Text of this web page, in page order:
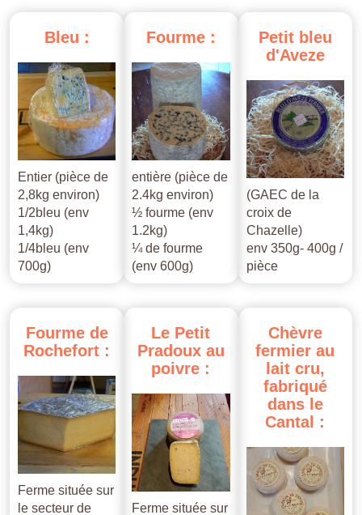
Bleu :
Entier (pièce de
2,8kg environ)
1/2bleu (env
1,4kg)
1/4bleu (env
700g)
Fourme :
entière (pièce de
2.4kg environ)
½ fourme (env
1.2kg)
¼ de fourme
(env 600g)
Petit bleu
d'Aveze
(GAEC de la
croix de
Chazelle)
env 350g- 400g /
pièce
Fourme de
Rochefort :
Ferme située sur
le secteur de
Le Petit
Pradoux au
poivre :
Ferme située sur
Chèvre
fermier au
lait cru,
fabriqué
dans le
Cantal :